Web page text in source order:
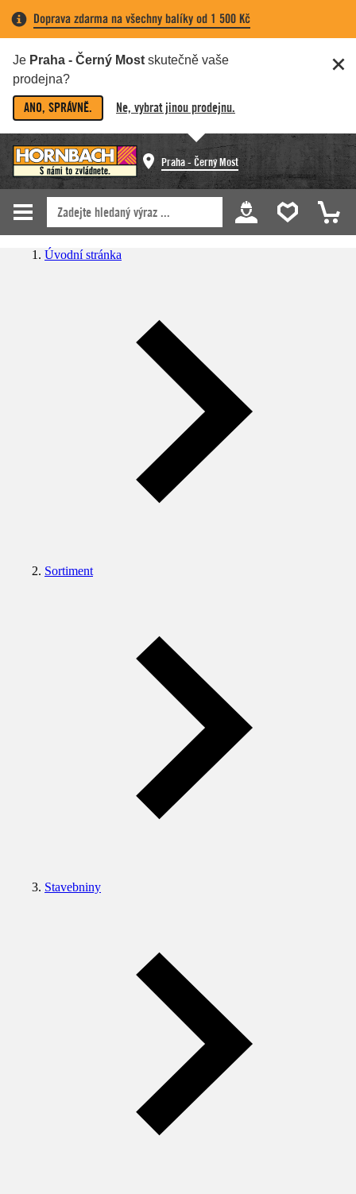
Doprava zdarma na všechny balíky od 1 500 Kč
Je Praha - Černý Most skutečně vaše
prodejna?
ANO, SPRÁVNĚ. Ne, vybrat jinou prodejnu.
Praha - Černý Most
Úvodní stránka
Sortiment
Stavebniny